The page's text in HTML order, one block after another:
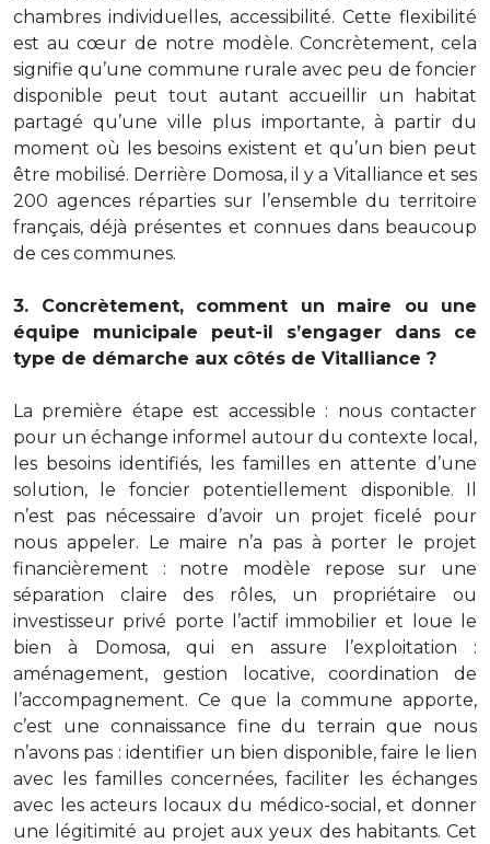
chambres individuelles, accessibilité. Cette flexibilité
est au cœur de notre modèle. Concrètement, cela
signifie qu’une commune rurale avec peu de foncier
disponible peut tout autant accueillir un habitat
partagé qu’une ville plus importante, à partir du
moment où les besoins existent et qu’un bien peut
être mobilisé. Derrière Domosa, il y a Vitalliance et ses
200 agences réparties sur l’ensemble du territoire
français, déjà présentes et connues dans beaucoup
de ces communes.
3. Concrètement, comment un maire ou une
équipe municipale peut-il s’engager dans ce
type de démarche aux côtés de Vitalliance ?
La première étape est accessible : nous contacter
pour un échange informel autour du contexte local,
les besoins identifiés, les familles en attente d’une
solution, le foncier potentiellement disponible. Il
n’est pas nécessaire d’avoir un projet ficelé pour
nous appeler. Le maire n’a pas à porter le projet
financièrement : notre modèle repose sur une
séparation claire des rôles, un propriétaire ou
investisseur privé porte l’actif immobilier et loue le
bien à Domosa, qui en assure l’exploitation :
aménagement, gestion locative, coordination de
l’accompagnement. Ce que la commune apporte,
c’est une connaissance fine du terrain que nous
n’avons pas : identifier un bien disponible, faire le lien
avec les familles concernées, faciliter les échanges
avec les acteurs locaux du médico-social, et donner
une légitimité au projet aux yeux des habitants. Cet